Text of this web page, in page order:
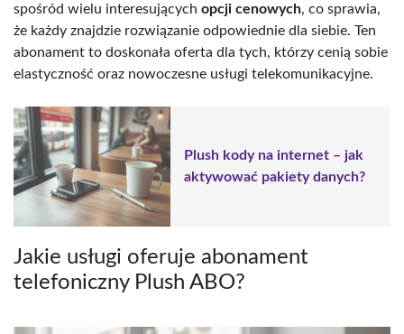
spośród wielu interesujących opcji cenowych, co sprawia,
że każdy znajdzie rozwiązanie odpowiednie dla siebie. Ten
abonament to doskonała oferta dla tych, którzy cenią sobie
elastyczność oraz nowoczesne usługi telekomunikacyjne.
Plush kody na internet – jak
aktywować pakiety danych?
Jakie usługi oferuje abonament
telefoniczny Plush ABO?